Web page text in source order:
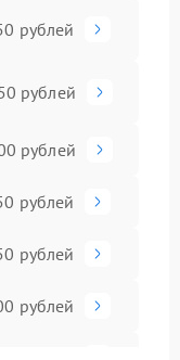
рублей
рублей
рублей
рублей
рублей
рублей